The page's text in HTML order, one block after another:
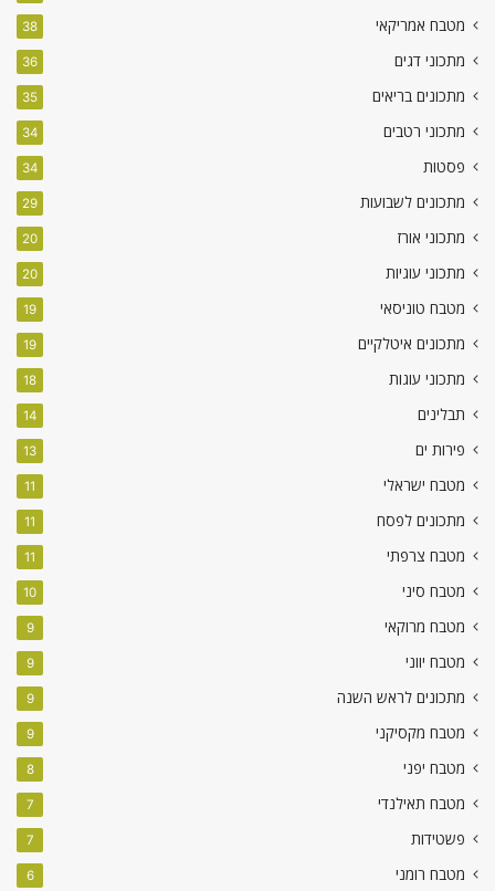
מטבח אמריקאי 38
מתכוני דגים 36
מתכונים בריאים 35
מתכוני רטבים 34
פסטות 34
מתכונים לשבועות 29
מתכוני אורז 20
מתכוני עוגיות 20
מטבח טוניסאי 19
מתכונים איטלקיים 19
מתכוני עוגות 18
תבלינים 14
פירות ים 13
מטבח ישראלי 11
מתכונים לפסח 11
מטבח צרפתי 11
מטבח סיני 10
מטבח מרוקאי 9
מטבח יווני 9
מתכונים לראש השנה 9
מטבח מקסיקני 9
מטבח יפני 8
מטבח תאילנדי 7
פשטידות 7
מטבח רומני 6